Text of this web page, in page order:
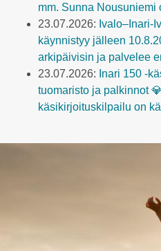
mm. Sunna Nousuniemi
23.07.2026: Ivalo–Inari-
käynnistyy jälleen
arkipäivisin ja palvelee
23.07.2026: Inari 150 -
tuomaristo ja palkinnot
käsikirjoituskilpailu on